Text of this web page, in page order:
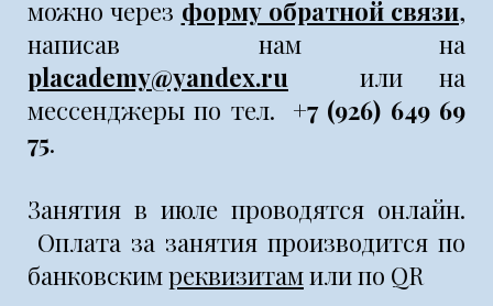
можно через форму обратной связи,
написав нам на
placademy@yandex.ru
или на
мессенджеры по тел. +7 (926) 649 69
75.
Занятия в июле проводятся онлайн.
Оплата за занятия производится по
банковскимреквизитамили по QR